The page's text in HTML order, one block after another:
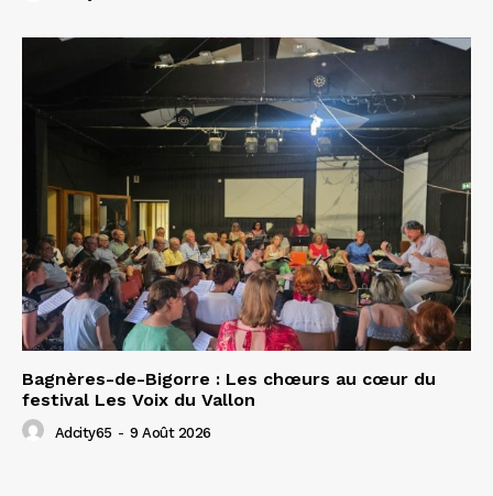
Bagnères-de-Bigorre : Les chœurs au cœur du
festival Les Voix du Vallon
Adcity65 - 9 Août 2026